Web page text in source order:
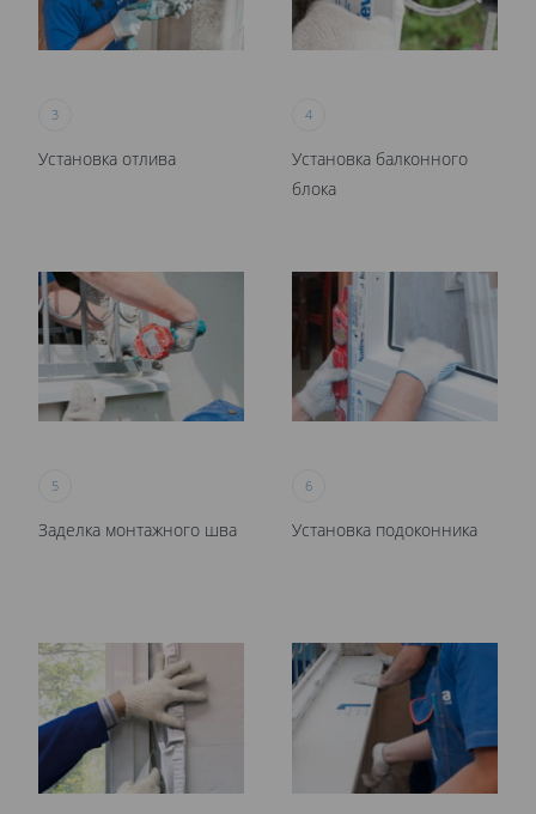
3
Установка отлива
4
Установка балконного
блока
5
Заделка монтажного шва
6
Установка подоконника